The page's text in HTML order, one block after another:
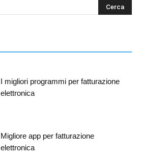
s
I migliori programmi per fatturazione
elettronica
Migliore app per fatturazione
elettronica